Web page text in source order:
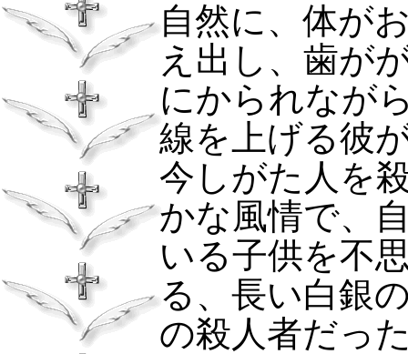
自然に、体が
え出し、歯が
にかられなが
線を上げる彼
今しがた人を
かな風情で、
いる子供を不
る、長い白銀
の殺人者だっ